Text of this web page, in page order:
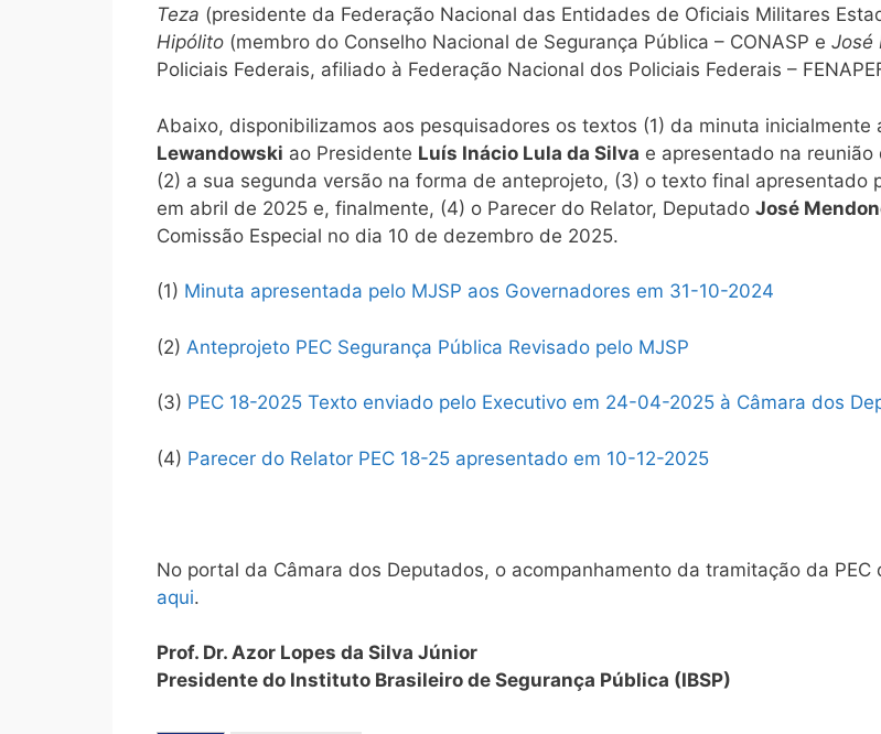
Teza (presidente da Federação Nacional das Entidades de Oficiais Militares
Hipólito (membro do Conselho Nacional de Segurança Pública – CONASP e José
Policiais Federais, afiliado à Federação Nacional dos Policiais Federais –
Abaixo, disponibilizamos aos pesquisadores os textos (1) da minuta
Lewandowski ao Presidente Luís Inácio Lula da Silva e apresentado na
(2) a sua segunda versão na forma de anteprojeto, (3) o texto final apresentado
em abril de 2025 e, finalmente, (4) o Parecer do Relator, Deputado José
Comissão Especial no dia 10 de dezembro de 2025.
(1) Minuta apresentada pelo MJSP aos Governadores em 31-10-2024
(2) Anteprojeto PEC Segurança Pública Revisado pelo MJSP
(3) PEC 18-2025 Texto enviado pelo Executivo em 24-04-2025 à Câmara dos
(4) Parecer do Relator PEC 18-25 apresentado em 10-12-2025
No portal da Câmara dos Deputados, o acompanhamento da tramitação da
aqui.
Prof. Dr. Azor Lopes da Silva Júnior
Presidente do Instituto Brasileiro de Segurança Pública (IBSP)